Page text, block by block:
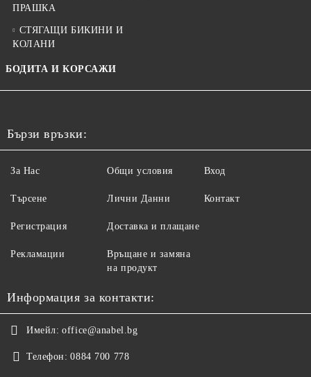
ПРАШКА
СТЯГАЩИ БИКИНИ И
КОЛАНИ
БОДИТА И КОРСАЖИ
Бързи връзки:
За Нас
Търсене
Регистрация
Рекламации
Общи условия
Лични Данни
Доставка и плащане
Връщане и замяна
на продукт
Вход
Контакт
Информация за контакти:
Имейл: office@anabel.bg
Телефон: 0884 700 778